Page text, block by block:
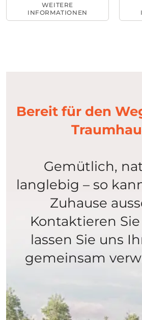
WEITERE
INFORMATIONEN
Bereit für den
Gemütlich,
langlebig – so
Zuhause
Kontaktieren
lassen Sie uns
gemeinsam